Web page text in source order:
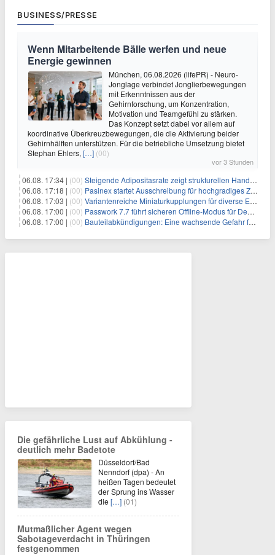
BUSINESS/PRESSE
Wenn Mitarbeitende Bälle werfen und neue
Energie gewinnen
München, 06.08.2026 (lifePR) - Neuro-
Jonglage verbindet Jonglierbewegungen
mit Erkenntnissen aus der
Gehirnforschung, um Konzentration,
Motivation und Teamgefühl zu stärken.
Das Konzept setzt dabei vor allem auf
koordinative Überkreuzbewegungen, die die Aktivierung beider
Gehirnhälften unterstützen. Für die betriebliche Umsetzung bietet
Stephan Ehlers, […] (00)
vor 3 Stunden
06.08. 17:34 | (00) Steigende Adipositasrate zeigt strukturellen Handlungsbedarf bei der Ernährung schulpflichtiger Kinder
06.08. 17:18 | (00) Pasinex startet Ausschreibung für hochgradiges Zinksulfidkonzentrat mit Germanium- und Silbergehalten und stellt ein Betriebsupdate bereit
06.08. 17:03 | (00) Variantenreiche Miniaturkupplungen für diverse Einsatzbereiche
06.08. 17:00 | (00) Passwork 7.7 führt sicheren Offline-Modus für Desktop- und Mobile-Apps ein
06.08. 17:00 | (00) Bauteilabkündigungen: Eine wachsende Gefahr für industrielle Elektroniksysteme
Die gefährliche Lust auf Abkühlung -
deutlich mehr Badetote
Düsseldorf/Bad
Nenndorf (dpa) - An
heißen Tagen bedeutet
der Sprung ins Wasser
die […] (01)
Mutmaßlicher Agent wegen
Sabotageverdacht in Thüringen
festgenommen